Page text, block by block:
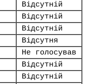
Відсутній
Відсутній
Відсутній
Відсутня
Не голосував
Відсутній
Відсутній